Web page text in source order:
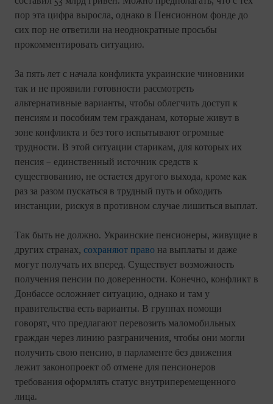
пор эта цифра выросла, однако в Пенсионном фонде до
сих пор не ответили на неоднократные просьбы
прокомментировать ситуацию.
За пять лет с начала конфликта украинские чиновники
так и не проявили готовности рассмотреть
альтернативные варианты, чтобы облегчить доступ к
пенсиям и пособиям тем гражданам, которые живут в
зоне конфликта и без того испытывают огромные
трудности. В этой ситуации старикам, для которых их
пенсия – единственный источник средств к
существованию, не остается другого выхода, кроме как
раз за разом пускаться в трудный путь и обходить
инстанции, рискуя в противном случае лишиться выплат.
Так быть не должно. Украинские пенсионеры, живущие в
других странах, сохраняют право на выплаты и даже
могут получать их вперед. Существует возможность
получения пенсии по доверенности. Конечно, конфликт в
Донбассе осложняет ситуацию, однако и там у
правительства есть варианты. В группах помощи
говорят, что предлагают перевозить маломобильных
граждан через линию разграничения, чтобы они могли
получить свою пенсию, в парламенте без движения
лежит законопроект об отмене для пенсионеров
требования оформлять статус внутриперемещенного
лица.